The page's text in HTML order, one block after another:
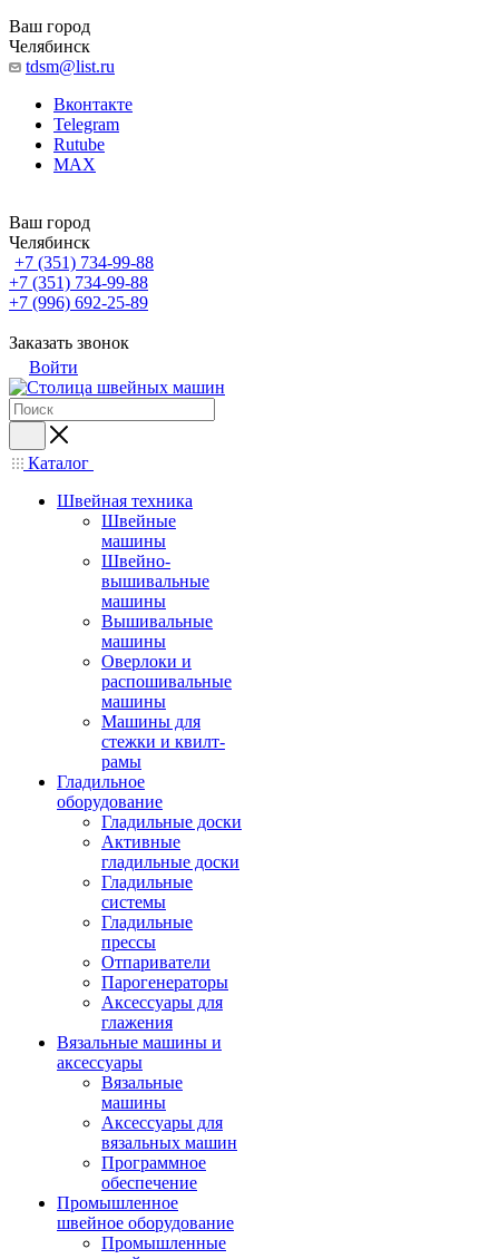
Ваш город
Челябинск
tdsm@list.ru
Вконтакте
Telegram
Rutube
MAX
Ваш город
Челябинск
+7 (351) 734-99-88
+7 (351) 734-99-88
+7 (996) 692-25-89
Заказать звонок
Войти
Каталог
Швейная техника
Швейные
машины
Швейно-
вышивальные
машины
Вышивальные
машины
Оверлоки и
распошивальные
машины
Машины для
стежки и квилт-
рамы
Гладильное
оборудование
Гладильные доски
Активные
гладильные доски
Гладильные
системы
Гладильные
прессы
Отпариватели
Парогенераторы
Аксессуары для
глажения
Вязальные машины и
аксессуары
Вязальные
машины
Аксессуары для
вязальных машин
Программное
обеспечение
Промышленное
швейное оборудование
Промышленные